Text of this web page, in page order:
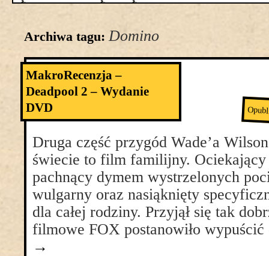
Archiwa tagu:Domino
MakroRecenzja –
Deadpool 2 – Wydanie
DVD
Druga część przygód Wade’a
świecie to film familijny.
pachnący dymem wystrzelonych
wulgarny oraz nasiąknięty
dla całej rodziny. Przyjął się tak
filmowe FOX postanowiło
→